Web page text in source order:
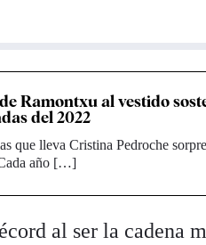
Ramontxu al vestido
del 2022
que lleva Cristina Pedroche
año […]
al ser la cadena